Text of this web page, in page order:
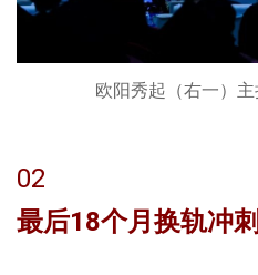
欧阳秀起（右一）
02
最后18个月换轨冲刺